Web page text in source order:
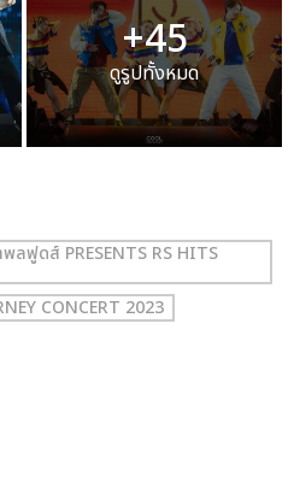
+45
ดูรูปทั้งหมด
ลฟูดส์ PRESENTS RS HITS
CONCERT 2023